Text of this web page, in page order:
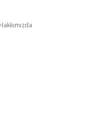
Hakkımızda